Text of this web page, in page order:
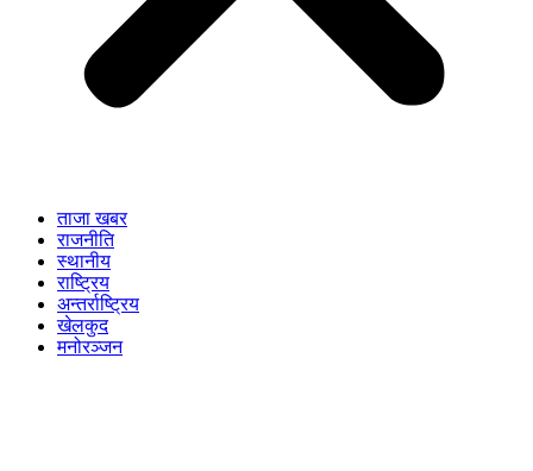
ताजा खबर
राजनीति
स्थानीय
राष्ट्रिय
अन्तर्राष्ट्रिय
खेलकुद
मनोरञ्जन